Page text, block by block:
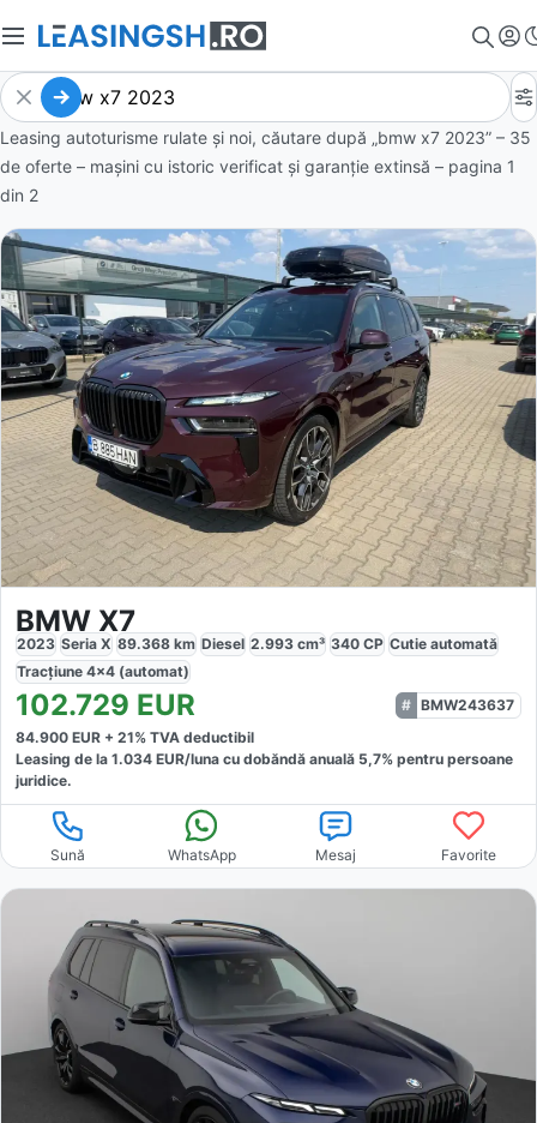
Leasing autoturisme rulate și noi, căutare după „bmw x7 2023” – 35
de oferte – mașini cu istoric verificat și garanție extinsă – pagina 1
din 2
BMW X7
2023 Seria X 89.368 km Diesel 2.993 cm³ 340 CP Cutie automată
Tracțiune 4x4 (automat)
102.729 EUR
BMW243637
84.900 EUR + 21% TVA deductibil
Leasing de la 1.034 EUR/luna cu dobăndă anuală 5,7% pentru persoane
juridice.
Sună WhatsApp Mesaj Favorite